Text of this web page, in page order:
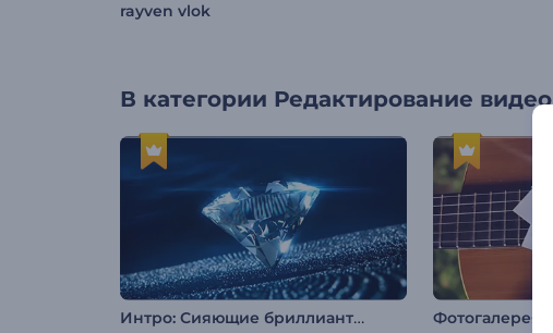
rayven vlok
В категории Редактирование видео
Интро: Сияющие бриллианты галактики